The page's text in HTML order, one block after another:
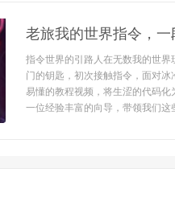
老旅我的世界指令，
指令世界的引路人在无数我的世
门的钥匙，初次接触指令，面对
易懂的教程视频，将生涩的代码
一位经验丰富的向导，带领我们